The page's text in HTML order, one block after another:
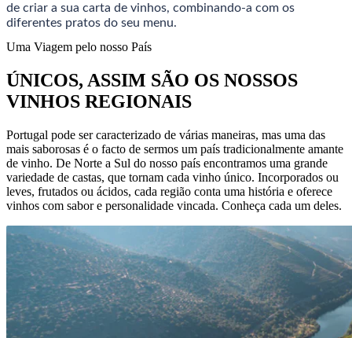
de criar a sua carta de vinhos, combinando-a com os
diferentes pratos do seu menu.
Uma Viagem pelo nosso País
ÚNICOS, ASSIM SÃO OS NOSSOS
VINHOS REGIONAIS
Portugal pode ser caracterizado de várias maneiras, mas uma das
mais saborosas é o facto de sermos um país tradicionalmente amante
de vinho. De Norte a Sul do nosso país encontramos uma grande
variedade de castas, que tornam cada vinho único. Incorporados ou
leves, frutados ou ácidos, cada região conta uma história e oferece
vinhos com sabor e personalidade vincada. Conheça cada um deles.